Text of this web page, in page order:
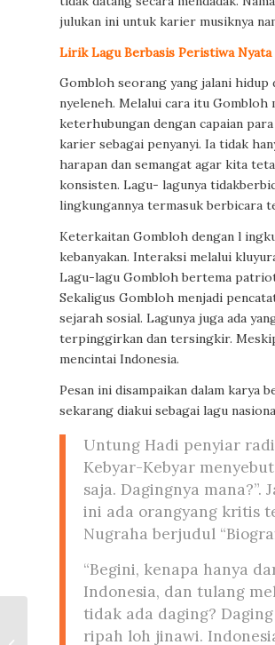
julukan ini untuk karier musiknya
Lirik Lagu Berbasis Peristiwa
Gombloh seorang yang jalani
nyeleneh. Melalui cara itu Gombloh
keterhubungan dengan capaian
karier sebagai penyanyi. Ia tidak
harapan dan semangat agar kita
konsisten. Lagu- lagunya
lingkungannya termasuk berbicara
Keterkaitan Gombloh dengan l
kebanyakan. Interaksi melalui
Lagu-lagu Gombloh bertema
Sekaligus Gombloh menjadi
sejarah sosial. Lagunya juga ada
terpinggirkan dan tersingkir.
mencintai Indonesia.
Pesan ini disampaikan dalam karya
sekarang diakui sebagai lagu
Untung Hadi penyiar
Kebyar-Kebyar
saja. Dagingnya
ini ada orangyang kritis
Nugraha berjudul
“Begini, kenapa hanya
Indonesia, dan tulang
tidak ada daging?
ripah loh jinawi.
Seni Pertunjukan dan